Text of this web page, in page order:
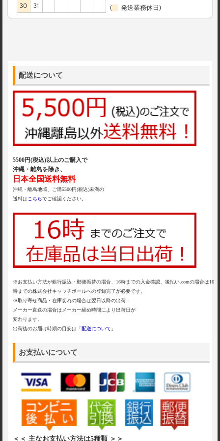
30 31 ( 発送業務休日)
配送について
5500円(税込)以上のご購入で
沖縄・離島を除き、
日本全国送料無料
沖縄・離島地域、ご購5500円(税込)未満の
送料は こちらでご確認ください。
※お支払い方法が銀行振込・郵便振替の場合、16時までの入金確認、後払い.comの場合は16
時までの株式会社キャッチボールへの登録完了が必要です。
※取り寄せ商品・在庫切れの場合は翌日以降の出荷、
メーカー直送の場合はメーカー締め時間により出荷日が
変わります。
出荷後のお届け時期の目安は「配送について 」
お支払いについて
＜＜ 主なお支払い方法は5種類 ＞＞